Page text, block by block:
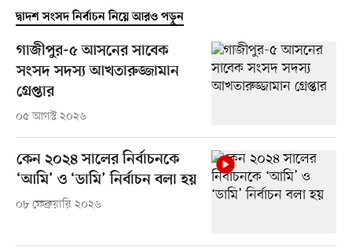
দ্বাদশ সংসদ নির্বাচন নিয়ে আরও পড়ুন
গাজীপুর-৫ আসনের সাবেক
সংসদ সদস্য আখতারুজ্জামান
গ্রেপ্তার
০৫ আগস্ট ২০২৬
কেন ২০২৪ সালের নির্বাচনকে
‘আমি’ ও ‘ডামি’ নির্বাচন বলা হয়
০৮ ফেব্রুয়ারি ২০২৬